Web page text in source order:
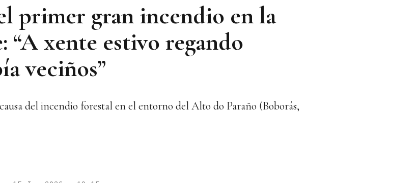
primer gran incendio en la
“A xente estivo regando
veciños”
del incendio forestal en el entorno del Alto do Paraño (Boborás,